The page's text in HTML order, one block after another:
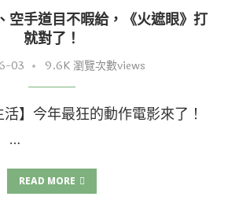
空手道目不暇給，《火遮眼》打
就對了！
03 9.6K 瀏覽次數views
活】今年最狂的動作電影來了！
…
READ MORE